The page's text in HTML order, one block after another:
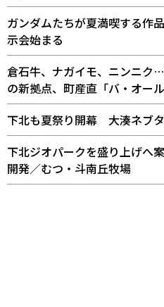
ガンダムたちが夏満喫する
示会始まる
倉石牛、ナガイモ、ニンニ
の新拠点、町産直「バ・オー
下北も夏祭り開幕 大湊ネブ
下北ジオパークを盛り上げへ
開発／むつ・斗南丘牧場